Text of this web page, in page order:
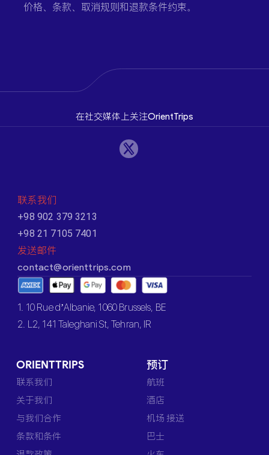
价格、条款、取消规则和退款条件约束。
在社交媒体上关注OrientTrips
联系我们
+98 902 379 3213
+98 21 7105 7401
发送邮件
contact@orienttrips.com
1. 10 Rue d’Albanie, 1060 Brussels, BE
2. L2, 141 Taleghani St, Tehran, IR
ORIENTTRIPS
联系我们
关于我们
与我们合作
条款和条件
预订
航班
酒店
机场 接送
巴士